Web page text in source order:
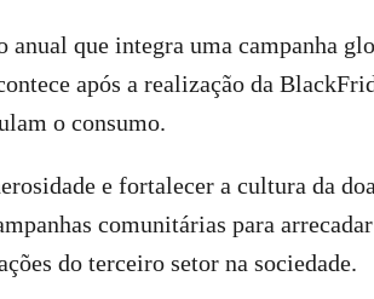
que integra uma campanha
após a realização da
o consumo.
e fortalecer a cultura da
comunitárias para
do terceiro setor na sociedade.